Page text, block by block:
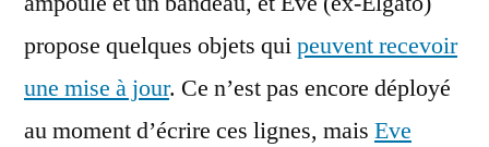
propose quelques objets quipeuvent recevoir
une mise à jour. Ce n’est pas encore déployé
au moment d’écrire ces lignes, mais Eve